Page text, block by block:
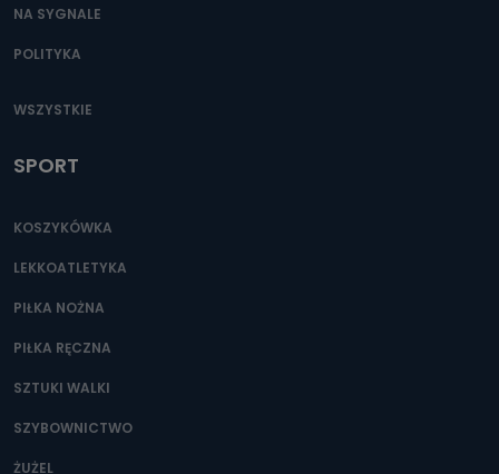
NA SYGNALE
POLITYKA
WSZYSTKIE
SPORT
KOSZYKÓWKA
LEKKOATLETYKA
PIŁKA NOŻNA
PIŁKA RĘCZNA
SZTUKI WALKI
SZYBOWNICTWO
ŻUŻEL